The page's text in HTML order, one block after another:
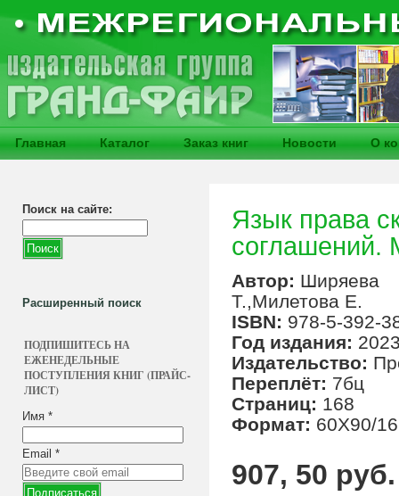
Главная Каталог Заказ книг Новости О
Поиск на сайте:
Расширенный поиск
ПОДПИШИТЕСЬ НА
ЕЖЕНЕДЕЛЬНЫЕ
ПОСТУПЛЕНИЯ КНИГ (ПРАЙС-
ЛИСТ)
Имя *
Email *
Язык права
соглашений.
Автор: Ширяева
Т.,Милетова Е.
ISBN: 978-5-392-
Год издания:
Издательство:
Переплёт: 7бц
Страниц: 168
Формат: 60Х90/16
907, 50 руб.